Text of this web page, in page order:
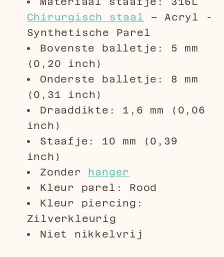
Chirurgisch staal – Acryl -
Synthetische Parel
Bovenste balletje: 5 mm
(0,20 inch)
Onderste balletje: 8 mm
(0,31 inch)
Draaddikte: 1,6 mm (0,06
inch)
Staafje: 10 mm (0,39
inch)
Zonder hanger
Kleur parel: Rood
Kleur piercing:
Zilverkleurig
Niet nikkelvrij